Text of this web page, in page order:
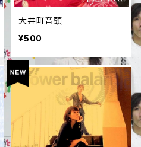
大井町音頭
¥500